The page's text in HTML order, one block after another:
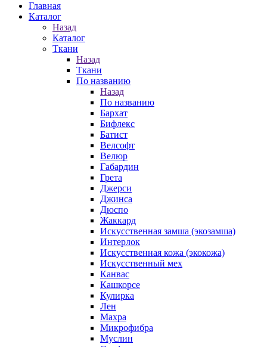
Главная
Каталог
Назад
Каталог
Ткани
Назад
Ткани
По названию
Назад
По названию
Бархат
Бифлекс
Батист
Велсофт
Велюр
Габардин
Грета
Джерси
Джинса
Дюспо
Жаккард
Искусственная замша (экозамша)
Интерлок
Искусственная кожа (экокожа)
Искусственный мех
Канвас
Кашкорсе
Кулирка
Лен
Махра
Микрофибра
Муслин